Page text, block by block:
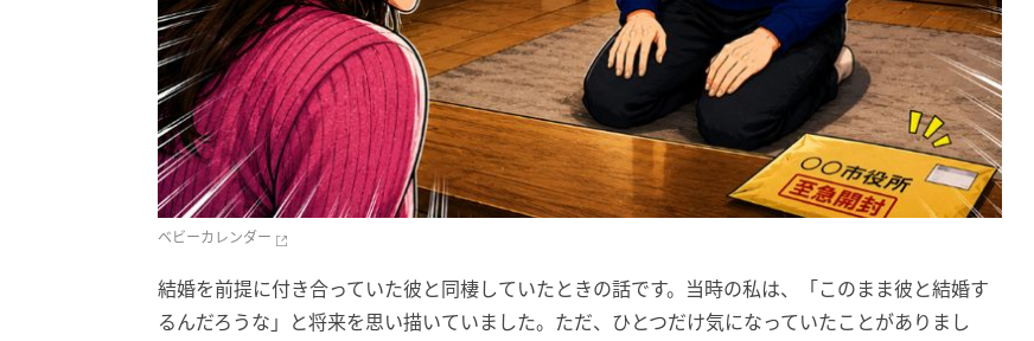
ベビーカレンダー
結婚を前提に付き合っていた彼と同棲していたときの話です。当時の私は、「このまま彼と結婚す
るんだろうな」と将来を思い描いていました。ただ、ひとつだけ気になっていたことがありまし